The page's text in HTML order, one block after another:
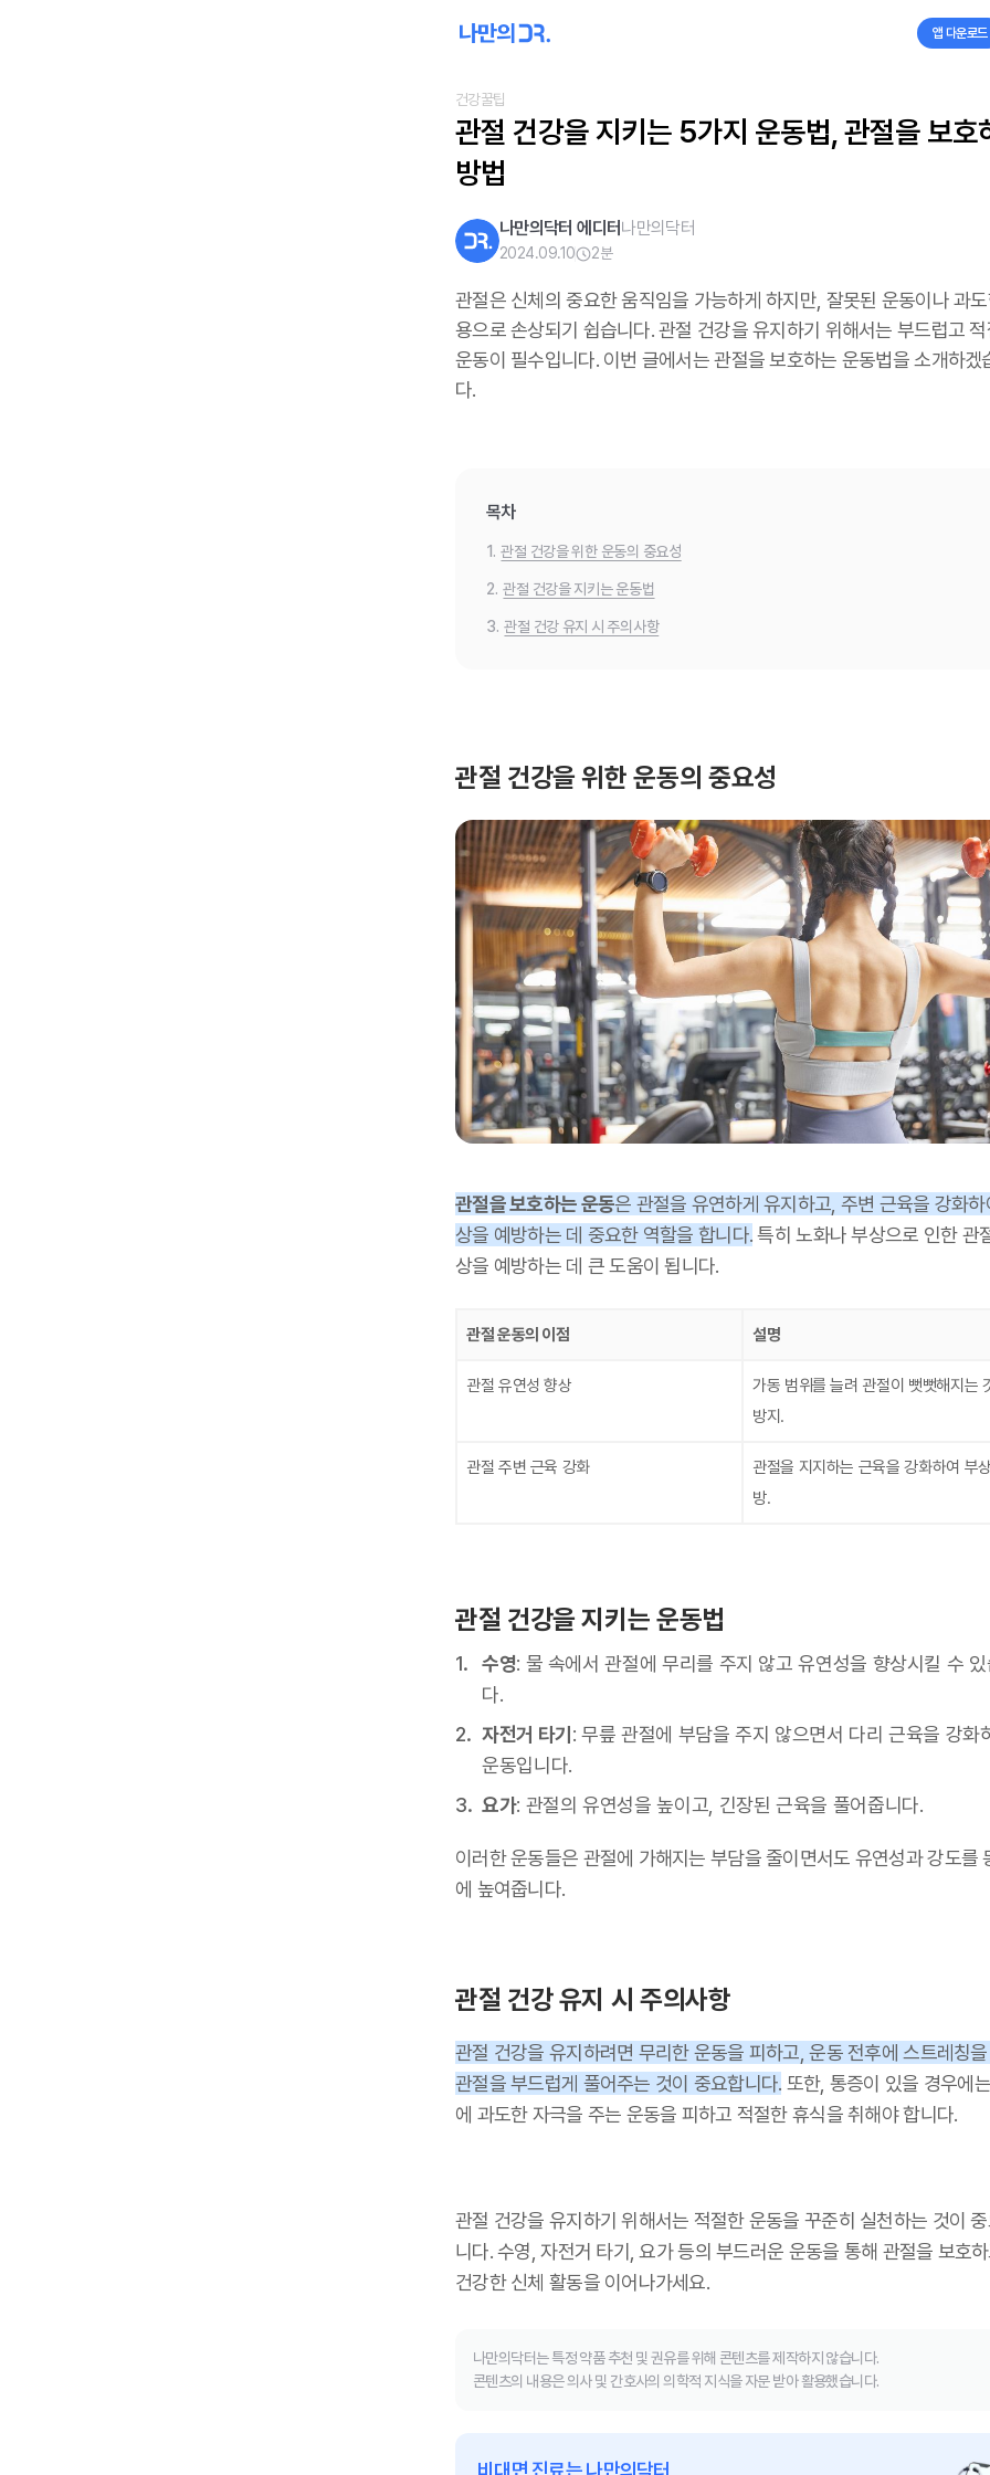
앱 다운로드
건강꿀팁
관절 건강을 지키는 5가지 운동법, 관절을 보호
방법
나만의닥터 에디터나만의닥터
2024.09.10 2분
관절은 신체의 중요한 움직임을 가능하게 하지만, 잘못된 운동이나 과
용으로 손상되기 쉽습니다. 관절 건강을 유지하기 위해서는 부드럽고
운동이 필수입니다. 이번 글에서는 관절을 보호하는 운동법을 소개하겠
다.
목차
1. 관절 건강을 위한 운동의 중요성
2. 관절 건강을 지키는 운동법
3. 관절 건강 유지 시 주의사항
관절 건강을 위한 운동의 중요성
관절을 보호하는 운동은 관절을 유연하게 유지하고, 주변 근육을 강화하
상을 예방하는 데 중요한 역할을 합니다.특히 노화나 부상으로 인한 관
상을 예방하는 데 큰 도움이 됩니다.
관절 운동의 이점 설명
관절 유연성 향상
가동 범위를 늘려 관절이 뻣뻣해지는
방지.
관절 주변 근육 강화
관절을 지지하는 근육을 강화하여 부
방.
관절 건강을 지키는 운동법
수영: 물 속에서 관절에 무리를 주지 않고 유연성을 향상시킬 수 있
다.
자전거 타기: 무릎 관절에 부담을 주지 않으면서 다리 근육을 강화
운동입니다.
요가: 관절의 유연성을 높이고, 긴장된 근육을 풀어줍니다.
이러한 운동들은 관절에 가해지는 부담을 줄이면서도 유연성과 강도를
에 높여줍니다.
관절 건강 유지 시 주의사항
관절 건강을 유지하려면 무리한 운동을 피하고, 운동 전후에 스트레칭
관절을 부드럽게 풀어주는 것이 중요합니다. 또한, 통증이 있을 경우에
에 과도한 자극을 주는 운동을 피하고 적절한 휴식을 취해야 합니다.
관절 건강을 유지하기 위해서는 적절한 운동을 꾸준히 실천하는 것이
니다. 수영, 자전거 타기, 요가 등의 부드러운 운동을 통해 관절을 보호하
건강한 신체 활동을 이어나가세요.
나만의닥터는 특정 약품 추천 및 권유를 위해 콘텐츠를 제작하지 않습니다.
콘텐츠의 내용은 의사 및 간호사의 의학적 지식을 자문 받아 활용했습니다.
비대면 진료는 나만의닥터